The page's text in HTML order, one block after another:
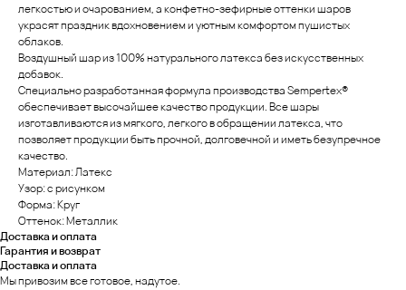
легкостью и очарованием, а конфетно-зефирные оттенки шаров
украсят праздник вдохновением и уютным комфортом пушистых
облаков.
Воздушный шар из 100% натурального латекса без искусственных
добавок.
Специально разработанная формула производства Sempertex®
обеспечивает высочайшее качество продукции. Все шары
изготавливаются из мягкого, легкого в обращении латекса, что
позволяет продукции быть прочной, долговечной и иметь безупречное
качество.
Материал: Латекс
Узор: с рисунком
Форма: Круг
Оттенок: Металлик
Доставка и оплата
Гарантия и возврат
Доставка и оплата
Мы привозим все готовое, надутое.